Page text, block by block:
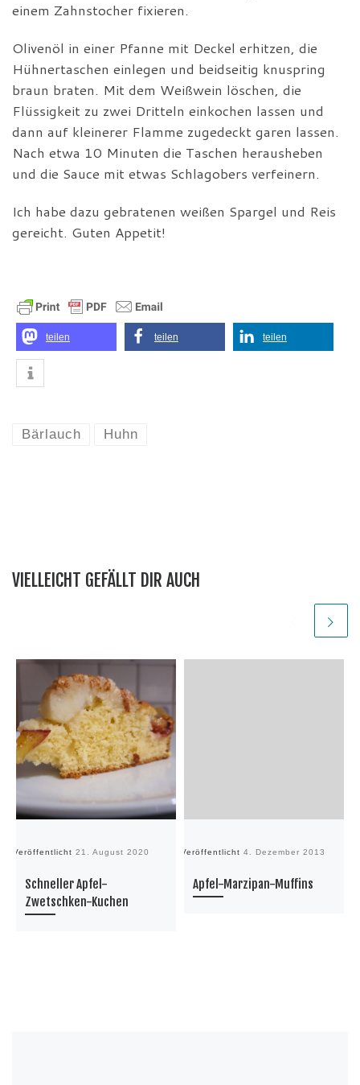
einem Zahnstocher fixieren.
Olivenöl in einer Pfanne mit Deckel erhitzen, die
Hühnertaschen einlegen und beidseitig knuspring
braun braten. Mit dem Weißwein löschen, die
Flüssigkeit zu zwei Dritteln einkochen lassen und
dann auf kleinerer Flamme zugedeckt garen lassen.
Nach etwa 10 Minuten die Taschen herausheben
und die Sauce mit etwas Schlagobers verfeinern.
Ich habe dazu gebratenen weißen Spargel und Reis
gereicht. Guten Appetit!
teilen teilen teilen
Bärlauch Huhn
VIELLEICHT GEFÄLLT DIR AUCH
Veröffentlicht 21. August 2020
Schneller Apfel-
Zwetschken-Kuchen
Veröffentlicht 4. Dezember 2013
Apfel-Marzipan-Muffins